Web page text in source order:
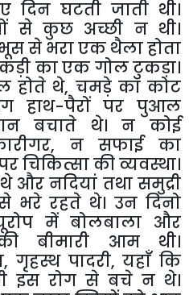
दिन घटती जाती थी।
से कुछ अच्छी न थी।
से भराएक थैलाहोता
काएक गोलटुकड़ा।
होते थे, चमड़े का कोट
हाथ-पैरों पर पुआल
बचाते थे। न
कोई
, न सफाई
का
चिकित्साकीव्यवस्था।
थे और नदियां तथा समुद्री
भरे रहते थे। उन दिनो
में बोलबाला और
बीमारी आम
थी।
,गृहस्थ पादरी,यहाँ कि
इस रोग से बचे न थे।